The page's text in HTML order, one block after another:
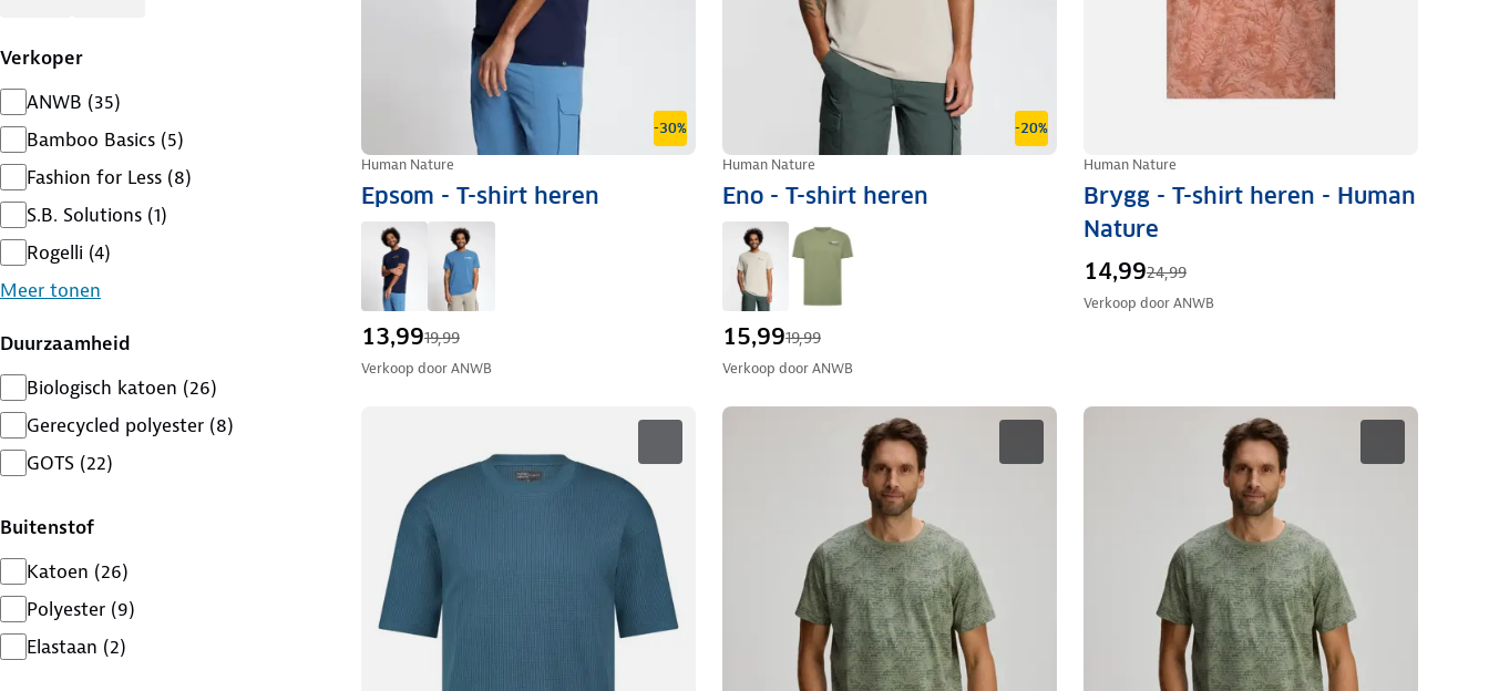
Verkoper
ANWB (35)
Bamboo Basics (5)
Fashion for Less (8)
S.B. Solutions (1)
Rogelli (4)
Meer tonen
Duurzaamheid
Biologisch katoen (26)
Gerecycled polyester (8)
GOTS (22)
Buitenstof
Katoen (26)
Polyester (9)
Elastaan (2)
-30%
Human Nature
Epsom - T-shirt heren
13,9919,99
Verkoop doorANWB
-20%
Human Nature
Eno - T-shirt heren
15,9919,99
Verkoop doorANWB
Human Nature
Brygg - T-shirt heren - Human
Nature
14,9924,99
Verkoop doorANWB